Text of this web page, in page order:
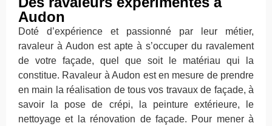
Audon
Doté d’expérience et passionné par leur métier,
ravaleur à Audon est apte à s’occuper du ravalement
de votre façade, quel que soit le matériau qui la
constitue. Ravaleur à Audon est en mesure de prendre
en main la réalisation de tous vos travaux de façade, à
savoir la pose de crépi, la peinture extérieure, le
nettoyage et la rénovation de façade. Pour mener à